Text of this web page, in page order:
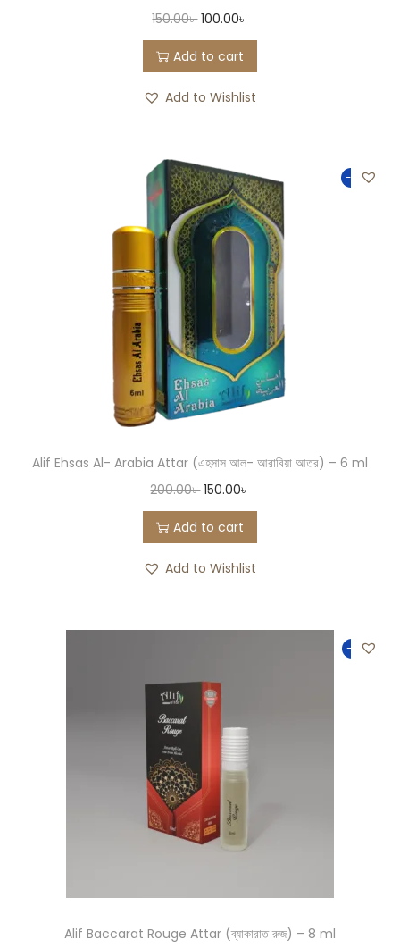
150.00৳ 100.00৳
Add to cart
Add to Wishlist
-25%
Alif Ehsas Al- Arabia Attar (এহসাস আল- আরাবিয়া আতর) – 6 ml
200.00৳ 150.00৳
Add to cart
Add to Wishlist
-33%
Alif Baccarat Rouge Attar (ব্যাকারাত রুজ) – 8 ml